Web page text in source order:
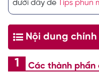
dưới đây để
Tips phun
Nội dung chính
Các thành phần